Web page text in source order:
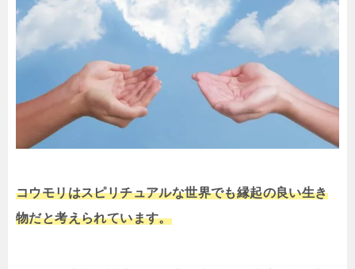
コウモリはスピリチュアルな世界でも縁起の良い生き
物だと考えられています。